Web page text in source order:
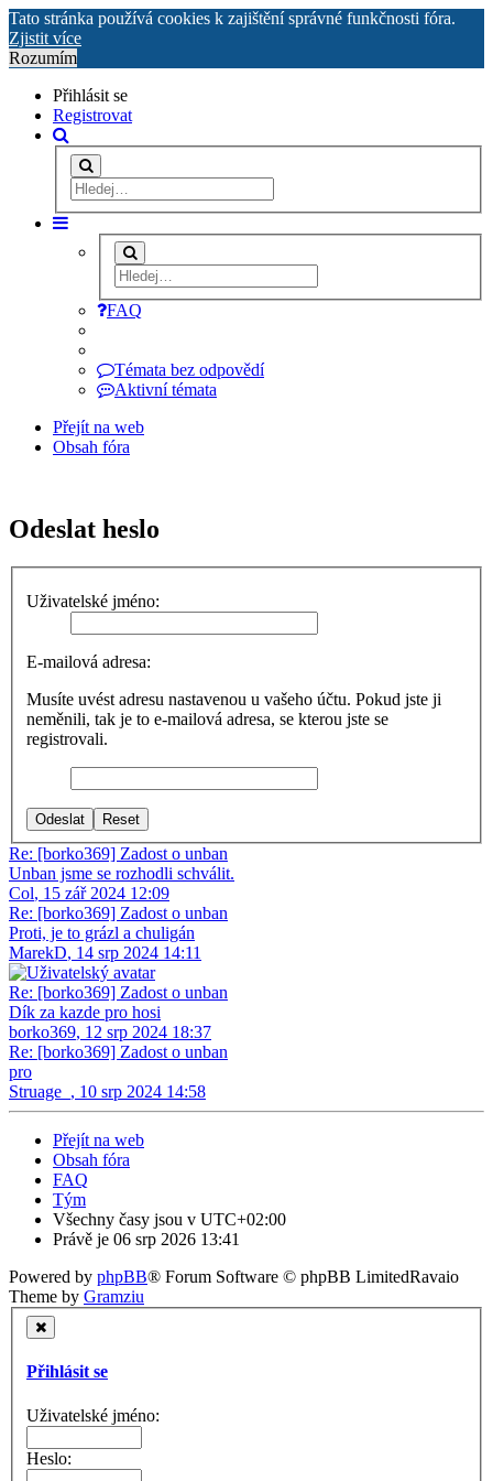
Tato stránka používá cookies k zajištění správné funkčnosti fóra.
Zjistit více
Rozumím
Přihlásit se
Registrovat
FAQ
Témata bez odpovědí
Aktivní témata
Přejít na web
Obsah fóra
Odeslat heslo
Uživatelské jméno:
E-mailová adresa:
Musíte uvést adresu nastavenou u vašeho účtu. Pokud jste ji
neměnili, tak je to e-mailová adresa, se kterou jste se
registrovali.
Re: [borko369] Zadost o unban
Unban jsme se rozhodli schválit.
Col, 15 zář 2024 12:09
Re: [borko369] Zadost o unban
Proti, je to grázl a chuligán
MarekD, 14 srp 2024 14:11
Re: [borko369] Zadost o unban
Dík za kazde pro hosi
borko369, 12 srp 2024 18:37
Re: [borko369] Zadost o unban
pro
Struage_ , 10 srp 2024 14:58
Přejít na web
Obsah fóra
FAQ
Tým
Všechny časy jsou v UTC+02:00
Právě je 06 srp 2026 13:41
Powered by phpBB® Forum Software © phpBB LimitedRavaio
Theme by Gramziu
Přihlásit se
Uživatelské jméno:
Heslo: